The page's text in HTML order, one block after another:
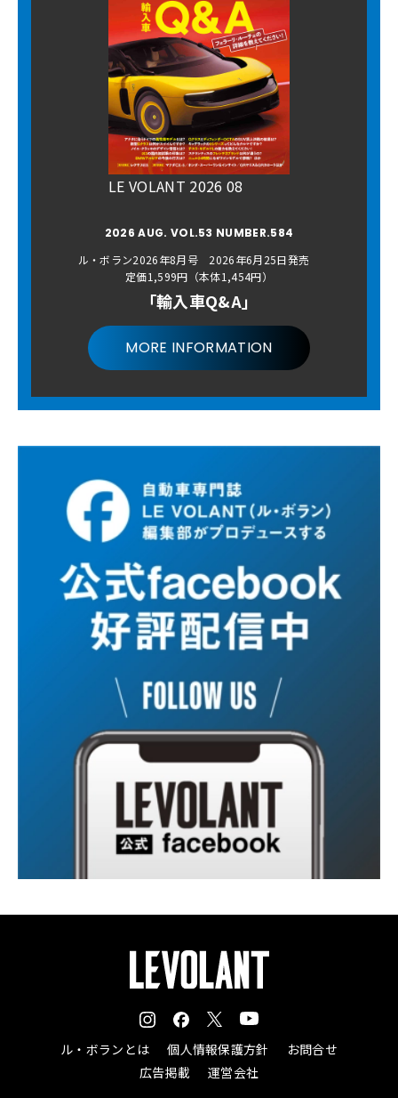
LE VOLANT 2026 08
2026 AUG. VOL.53 NUMBER.584
ル・ボラン2026年8月号 2026年6月25日発売
定価1,599円（本体1,454円）
「輸入車Q&A」
MORE INFORMATION
ル・ボランとは 個人情報保護方針
お問合せ
広告掲載
運営会社